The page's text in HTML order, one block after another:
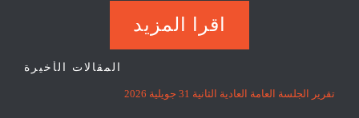
اقرا المزيد
المقالات الأخيرة
تقرير الجلسة العامة العادية الثانية 31 جويلية 2026